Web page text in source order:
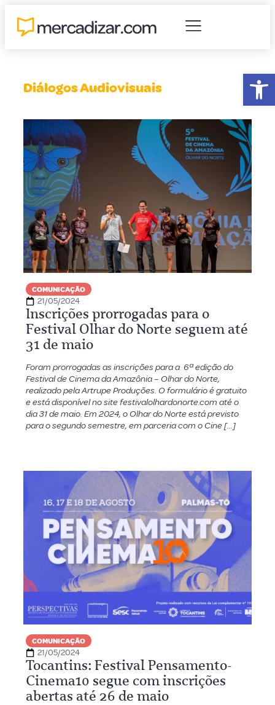
Diálogos Audiovisuais
COMUNICAÇÃO
21/05/2024
Inscrições prorrogadas para o
Festival Olhar do Norte seguem até
31 de maio
Foram prorrogadas as inscrições para a 6ª edição do
Festival de Cinema da Amazônia – Olhar do Norte,
realizado pela Artrupe Produções. O formulário é gratuito
e está disponível no site festivalolhardonorte.com até o
dia 31 de maio. Em 2024, o Olhar do Norte está previsto
para o segundo semestre, em parceria com o Cine […]
COMUNICAÇÃO
21/05/2024
Tocantins: Festival Pensamento-
Cinema10 segue com inscrições
abertas até 26 de maio